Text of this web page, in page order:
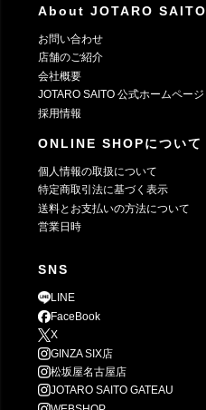
About JOTARO SAITO
お問い合わせ
店舗のご紹介
会社概要
JOTARO SAITO 公式ホームページ
採用情報
ONLINE SHOPについて
個人情報の取扱について
特定商取引法に基づく表示
送料とお支払いの方法について
営業日時
SNS
LINE
FaceBook
X
GINZA SIX店
松坂屋名古屋店
JOTARO SAITO GATEAU